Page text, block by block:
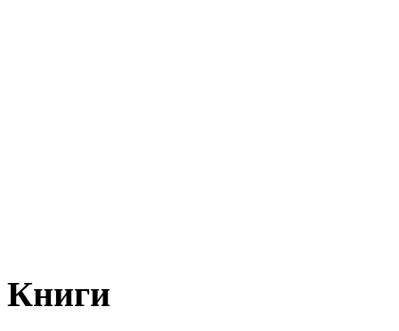
Книги